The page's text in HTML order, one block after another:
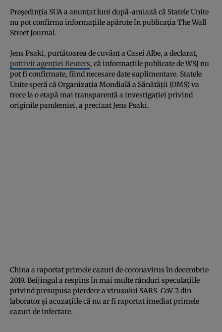
Preşedinţia SUA a anunţat luni după-amiază că Statele Unite
nu pot confirma informaţiile apărute în publicaţia The Wall
Street Journal.
Jens Psaki, purtătoarea de cuvânt a Casei Albe, a declarat,
potrivit agenţiei Reuters, că informaţiile publicate de WSJ nu
pot fi confirmate, fiind necesare date suplimentare. Statele
Unite speră că Organizaţia Mondială a Sănătăţii (OMS) va
trece la o etapă mai transparentă a investigaţiei privind
originile pandemiei, a precizat Jens Psaki.
China a raportat primele cazuri de coronavirus în decembrie
2019. Beijingul a respins în mai multe rânduri speculaţiile
privind presupusa pierdere a virusului SARS-CoV-2 din
laborator şi acuzaţiile că nu ar fi raportat imediat primele
cazuri de infectare.